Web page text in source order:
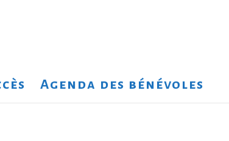
Agenda des bénévoles